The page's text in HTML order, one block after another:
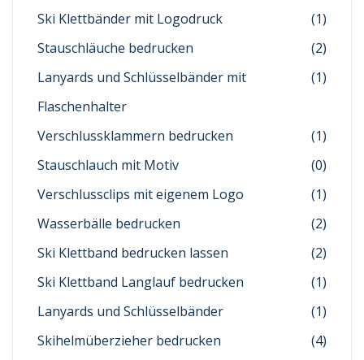
Ski Klettbänder mit Logodruck
(1)
Stauschläuche bedrucken
(2)
Lanyards und Schlüsselbänder mit
Flaschenhalter
(1)
Verschlussklammern bedrucken
(1)
Stauschlauch mit Motiv
(0)
Verschlussclips mit eigenem Logo
(1)
Wasserbälle bedrucken
(2)
Ski Klettband bedrucken lassen
(2)
Ski Klettband Langlauf bedrucken
(1)
Lanyards und Schlüsselbänder
(1)
Skihelmüberzieher bedrucken
(4)